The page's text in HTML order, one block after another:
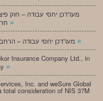
»
»
Insurance Company Ltd., in
»
Inc. and weSure Global
consideration of NIS 37M